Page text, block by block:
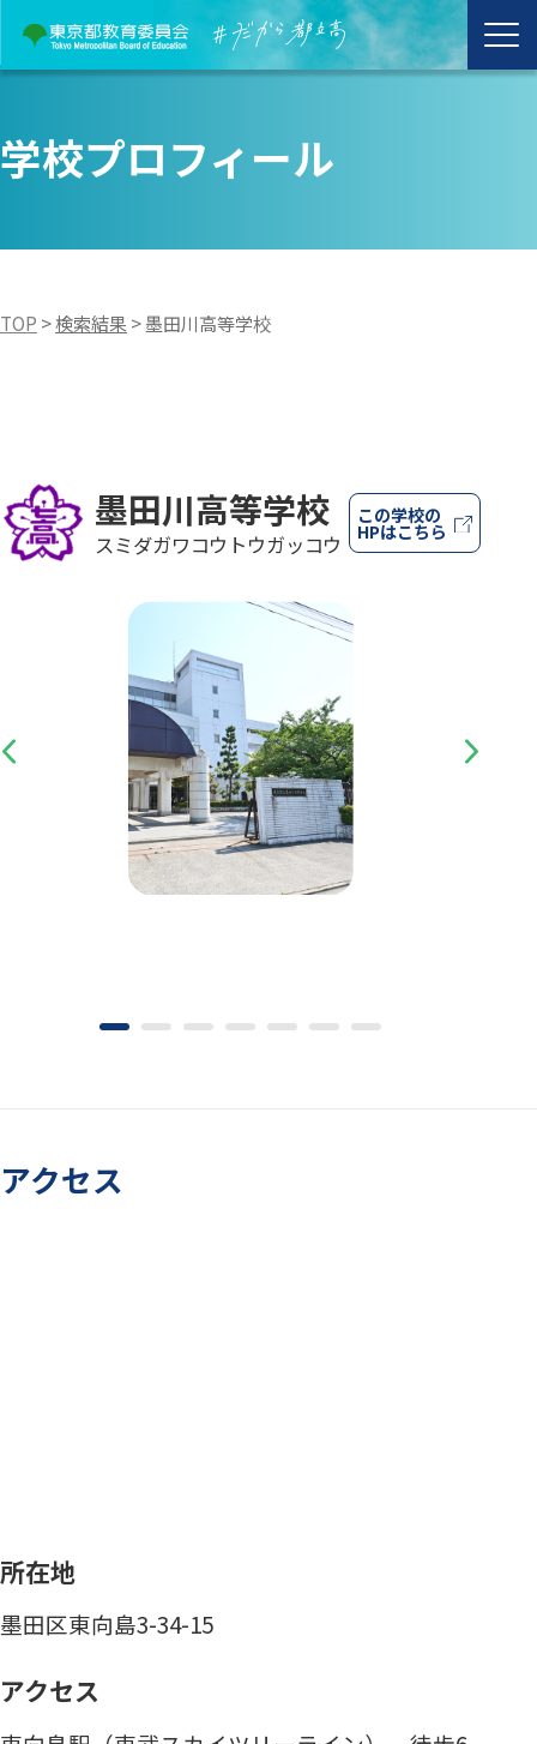
学校プロフィール
TOP >検索結果 >墨田川高等学校
墨田川高等学校
スミダガワコウトウガッコウ
この学校の
HPはこちら
Previous Next
アクセス
所在地
墨田区東向島3-34-15
アクセス